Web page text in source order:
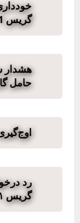
گریس 1
هشدار
حامل
رد
گریس ۱